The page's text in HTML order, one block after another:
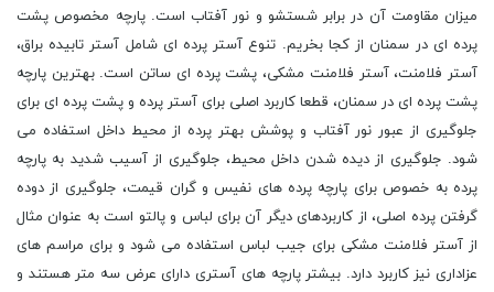
میزان مقاومت آن در برابر شستشو و نور آفتاب است. پارچه مخصوص پشت
پرده ای در سمنان از کجا بخریم. تنوع آستر پرده ای شامل آستر تابیده براق،
آستر فلامنت، آستر فلامنت مشکی، پشت پرده ای ساتن است. بهترین پارچه
پشت پرده ای در سمنان، قطعا کاربرد اصلی برای آستر پرده و پشت پرده ای برای
جلوگیری از عبور نور آفتاب و پوشش بهتر پرده از محیط داخل استفاده می
شود. جلوگیری از دیده شدن داخل محیط، جلوگیری از آسیب شدید به پارچه
پرده به خصوص برای پارچه پرده های نفیس و گران قیمت، جلوگیری از دوده
گرفتن پرده اصلی، از کاربردهای دیگر آن برای لباس و پالتو است به عنوان مثال
از آستر فلامنت مشکی برای جیب لباس استفاده می شود و برای مراسم های
عزاداری نیز کاربرد دارد. بیشتر پارچه های آستری دارای عرض سه متر هستند و